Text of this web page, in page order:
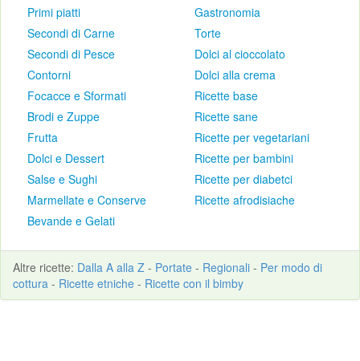
Primi piatti
Secondi di Carne
Secondi di Pesce
Contorni
Focacce e Sformati
Brodi e Zuppe
Frutta
Dolci e Dessert
Salse e Sughi
Marmellate e Conserve
Bevande e Gelati
Gastronomia
Torte
Dolci al cioccolato
Dolci alla crema
Ricette base
Ricette sane
Ricette per vegetariani
Ricette per bambini
Ricette per diabetci
Ricette afrodisiache
Altre ricette: Dalla A alla Z - Portate - Regionali - Per modo di
cottura - Ricette etniche - Ricette con il bimby